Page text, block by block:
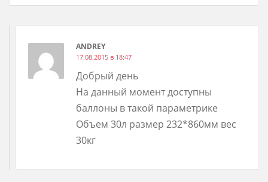
ANDREY
17.08.2015 в 18:47
Добрый день
На данный момент доступны
баллоны в такой параметрике
Объем 30л размер 232*860мм вес
30кг